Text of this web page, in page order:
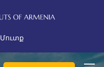
Մուտք